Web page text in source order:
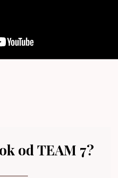
od TEAM 7?